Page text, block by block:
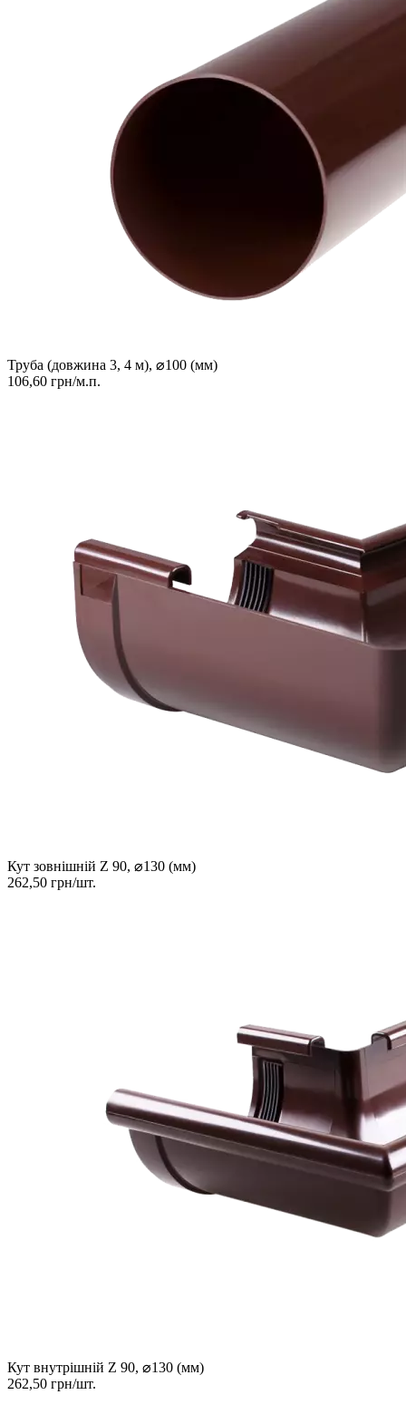
Труба (довжина 3, 4 м), ⌀100 (мм)
106,60 грн/м.п.
Кут зовнішній Z 90, ⌀130 (мм)
262,50 грн/шт.
Кут внутрішній Z 90, ⌀130 (мм)
262,50 грн/шт.